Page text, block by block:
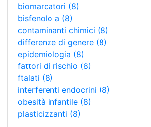
biomarcatori (8)
bisfenolo a (8)
contaminanti chimici (8)
differenze di genere (8)
epidemiologia (8)
fattori di rischio (8)
ftalati (8)
interferenti endocrini (8)
obesità infantile (8)
plasticizzanti (8)